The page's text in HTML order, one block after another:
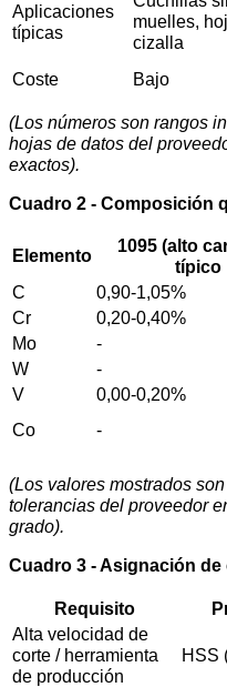
Aplicaciones
típicas
muelles,
cizalla
Coste
Bajo
(Los números son rangos
hojas de datos del
exactos).
Cuadro 2 - Composición
Elemento
1095 (alto
típico
C
0,90-1,05%
Cr
0,20-0,40%
Mo
-
W
-
V
0,00-0,20%
Co
-
(Los valores mostrados
tolerancias del proveedor
grado).
Cuadro 3 - Asignación
Requisito
Alta velocidad de
corte / herramienta
de producción
HSS